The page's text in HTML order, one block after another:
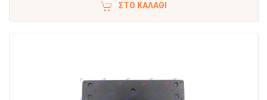
ΣΤΟ ΚΑΛΆΘΙ